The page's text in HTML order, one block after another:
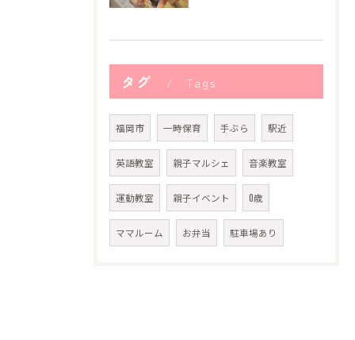
タグ Tags
福岡市 一時保育 手ぶら 駅近
英語教室 親子マルシェ 音楽教室
運動教室 親子イベント 0歳
ママルーム お弁当 駐車場あり